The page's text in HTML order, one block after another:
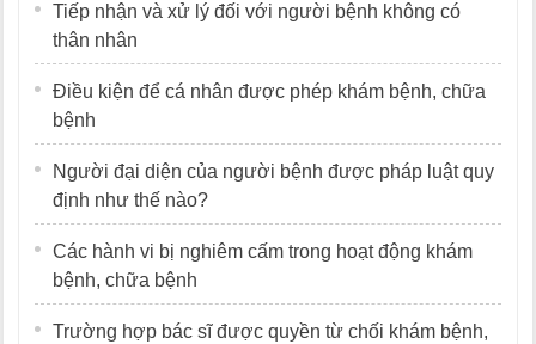
Tiếp nhận và xử lý đối với người bệnh không có
thân nhân
Điều kiện để cá nhân được phép khám bệnh, chữa
bệnh
Người đại diện của người bệnh được pháp luật quy
định như thế nào?
Các hành vi bị nghiêm cấm trong hoạt động khám
bệnh, chữa bệnh
Trường hợp bác sĩ được quyền từ chối khám bệnh,